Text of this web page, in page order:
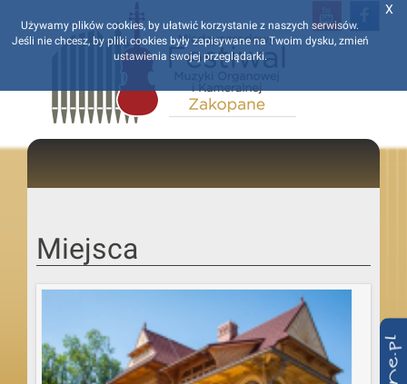
Miejsca
Używamy plików cookies, by ułatwić korzystanie z naszych serwisów.
Jeśli nie chcesz, by pliki cookies były zapisywane na Twoim dysku, zmień
ustawienia swojej przeglądarki.
X